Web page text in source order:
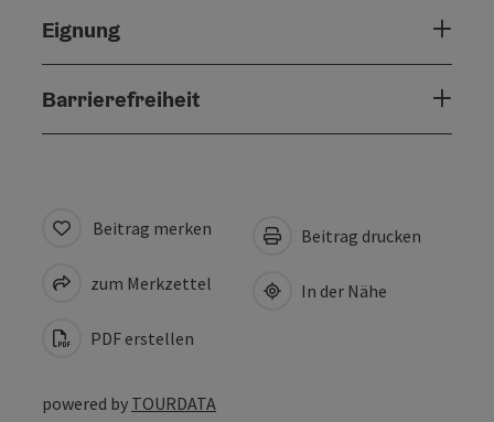
Eignung
Barrierefreiheit
Beitrag merken
zum Merkzettel
PDF erstellen
Beitrag drucken
In der Nähe
powered by TOURDATA